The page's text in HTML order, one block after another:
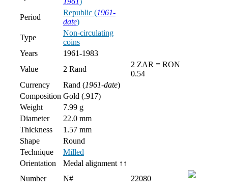
Period
Republic (1961-
date)
Type
Non-circulating
coins
Years
1961-1983
Value
2 Rand
2 ZAR = RON
0.54
Currency
Rand (1961-date)
Composition Gold (.917)
Weight
7.99 g
Diameter
22.0 mm
Thickness
1.57 mm
Shape
Round
Technique
Milled
Orientation
Medal alignment ↑↑
Number
N# 22080